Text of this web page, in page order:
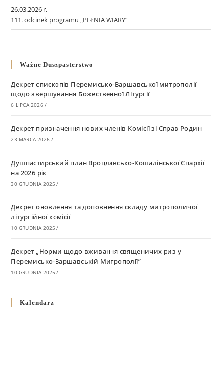
26.03.2026 r.
111. odcinek programu „PEŁNIA WIARY”
Ważne Duszpasterstwo
Декрет єпископів Перемисько-Варшавської митрополії
щодо звершування Божественної Літургії
6 LIPCA 2026 /
Декрет призначення нових членів Комісії зі Справ Родин
23 MARCA 2026 /
Душпастирський план Вроцлавсько-Кошалінської Єпархії
на 2026 рік
30 GRUDNIA 2025 /
Декрет оновлення та доповнення складу митрополичої
літургійної комісії
10 GRUDNIA 2025 /
Декрет „Норми щодо вживання священичих риз у
Перемисько-Варшавській Митрополії”
10 GRUDNIA 2025 /
григоріанським календарем
Kalendarz